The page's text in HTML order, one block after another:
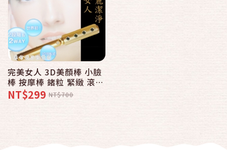
完美女人 3D美顏棒 小臉
棒 按摩棒 鍺粒 緊緻 滾輪
2段式3D回轉 美顏按摩
NT$299 NT$700